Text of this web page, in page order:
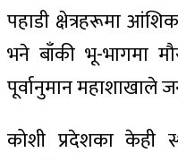
पहाडी क्षेत्रहरूमा
भने बाँकी भू-भागमा
पूर्वानुमान महाशाखाले
कोशी प्रदेशका केही